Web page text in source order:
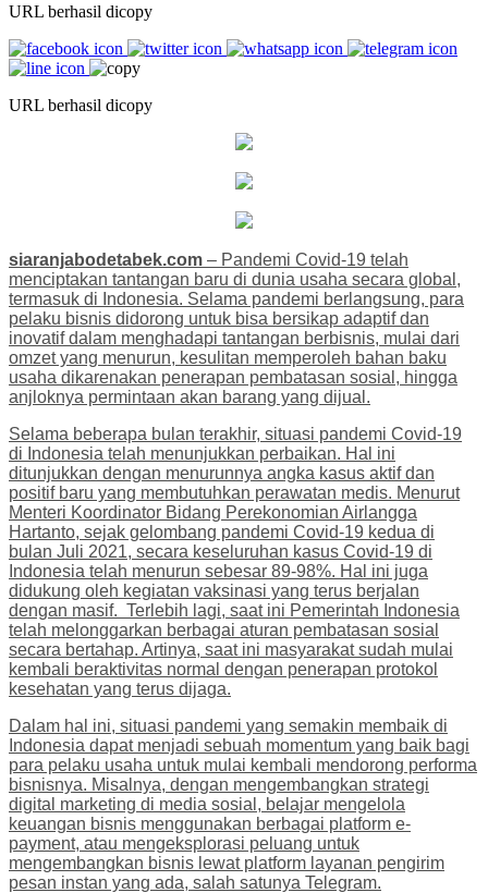
URL berhasil dicopy
URL berhasil dicopy
siaranjabodetabek.com – Pandemi Covid-19 telah
menciptakan tantangan baru di dunia usaha secara global,
termasuk di Indonesia. Selama pandemi berlangsung, para
pelaku bisnis didorong untuk bisa bersikap adaptif dan
inovatif dalam menghadapi tantangan berbisnis, mulai dari
omzet yang menurun, kesulitan memperoleh bahan baku
usaha dikarenakan penerapan pembatasan sosial, hingga
anjloknya permintaan akan barang yang dijual.
Selama beberapa bulan terakhir, situasi pandemi Covid-19
di Indonesia telah menunjukkan perbaikan. Hal ini
ditunjukkan dengan menurunnya angka kasus aktif dan
positif baru yang membutuhkan perawatan medis. Menurut
Menteri Koordinator Bidang Perekonomian Airlangga
Hartanto, sejak gelombang pandemi Covid-19 kedua di
bulan Juli 2021, secara keseluruhan kasus Covid-19 di
Indonesia telah menurun sebesar 89-98%. Hal ini juga
didukung oleh kegiatan vaksinasi yang terus berjalan
dengan masif. Terlebih lagi, saat ini Pemerintah Indonesia
telah melonggarkan berbagai aturan pembatasan sosial
secara bertahap. Artinya, saat ini masyarakat sudah mulai
kembali beraktivitas normal dengan penerapan protokol
kesehatan yang terus dijaga.
Dalam hal ini, situasi pandemi yang semakin membaik di
Indonesia dapat menjadi sebuah momentum yang baik bagi
para pelaku usaha untuk mulai kembali mendorong performa
bisnisnya. Misalnya, dengan mengembangkan strategi
digital marketing di media sosial, belajar mengelola
keuangan bisnis menggunakan berbagai platform e-
payment, atau mengeksplorasi peluang untuk
mengembangkan bisnis lewat platform layanan pengirim
pesan instan yang ada, salah satunya Telegram.